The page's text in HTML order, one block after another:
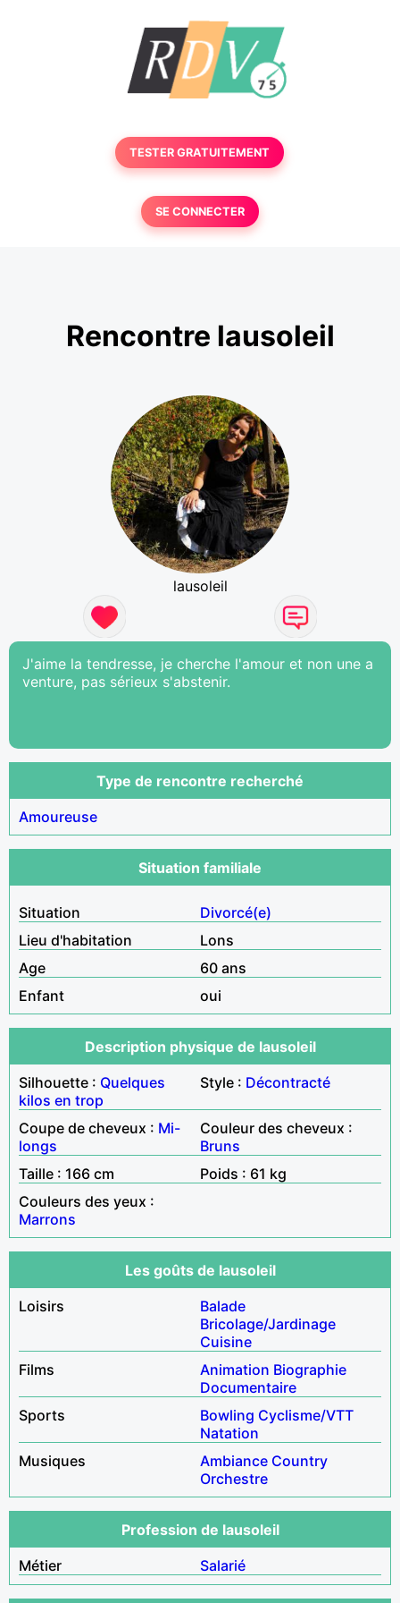
TESTER GRATUITEMENT
SE CONNECTER
Rencontre lausoleil
lausoleil
J'aime la tendresse, je cherche l'amour et non une a
venture, pas sérieux s'abstenir.
Type de rencontre recherché
Amoureuse
Situation familiale
Situation
Divorcé(e)
Lieu d'habitation
Lons
Age
60 ans
Enfant
oui
Description physique de lausoleil
Silhouette : Quelques
kilos en trop
Style : Décontracté
Coupe de cheveux : Mi-
longs
Couleur des cheveux :
Bruns
Taille : 166 cm
Poids : 61 kg
Couleurs des yeux :
Marrons
Les goûts de lausoleil
Loisirs
Balade
Bricolage/Jardinage
Cuisine
Films
Animation Biographie
Documentaire
Sports
Bowling Cyclisme/VTT
Natation
Musiques
Ambiance Country
Orchestre
Profession de lausoleil
Métier
Salarié